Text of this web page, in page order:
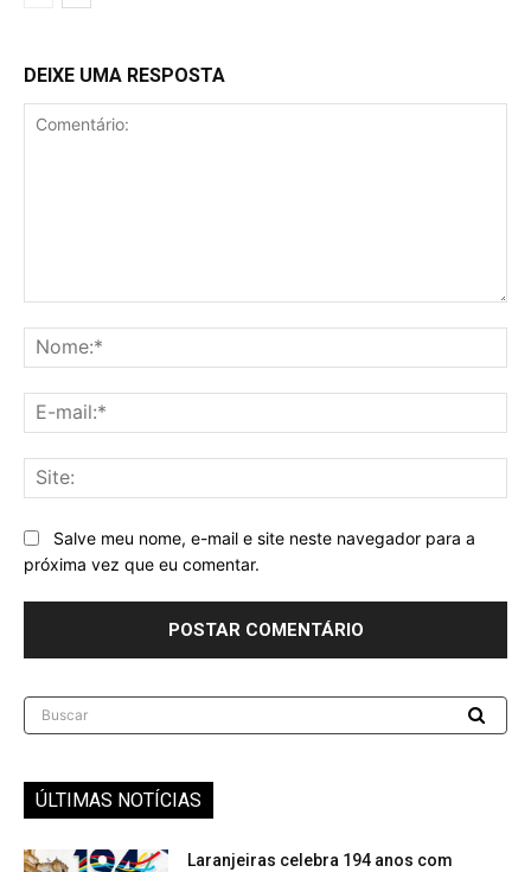
DEIXE UMA RESPOSTA
Salve meu nome, e-mail e site neste navegador para a
próxima vez que eu comentar.
Buscar
ÚLTIMAS NOTÍCIAS
Laranjeiras celebra 194 anos com